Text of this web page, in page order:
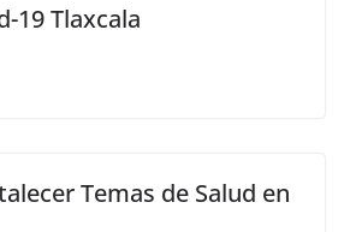
19 Tlaxcala
Temas de Salud en